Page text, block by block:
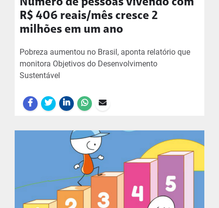
Número de pessoas vivendo com
R$ 406 reais/mês cresce 2
milhões em um ano
Pobreza aumentou no Brasil, aponta relatório que
monitora Objetivos do Desenvolvimento
Sustentável